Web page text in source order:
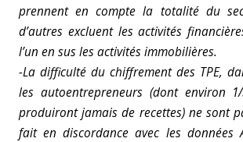
prennent en compte la totalité du
d’autres excluent les activités
l’un en sus les activités immobilières.
-La difficulté du chiffrement des TPE,
les autoentrepreneurs (dont environ
produiront jamais de recettes) ne sont
fait en discordance avec les données